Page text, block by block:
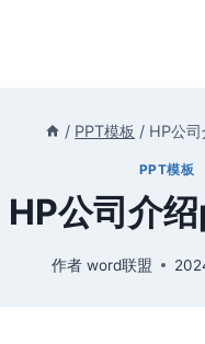
/ PPT模板 / HP公
PPT模板
HP公司介
作者 word联盟